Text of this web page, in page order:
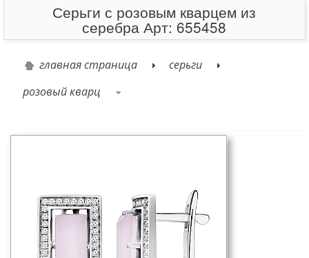
Серьги с розовым кварцем из
серебра Арт: 655458
главная страница
серьги
розовый кварц